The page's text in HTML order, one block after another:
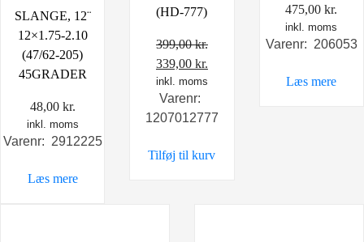
SLANGE, 12¨
12×1.75-2.10
(47/62-205)
45GRADER
48,00 kr.
inkl. moms
Varenr: 2912225
Læs mere
(HD-777)
399,00kr.
Den
oprindelige
pris
var:
339,00 kr.
aktuelle
er:
inkl. moms
Varenr:
1207012777
Tilføj til kurv
475,00kr.
inkl. moms
Varenr: 206053
Læs mere